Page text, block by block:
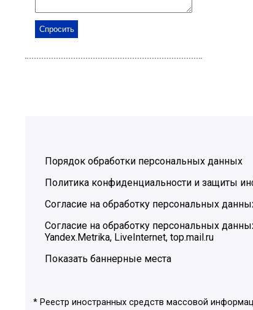
Порядок обработки персональных данных
Политика конфиденциальности и защиты
Согласие на обработку персональных
Согласие на обработку персональных
Yandex.Metrika, LiveInternet, top.mail.ru
Показать баннерные места
* Реестр иностранных средств массовой